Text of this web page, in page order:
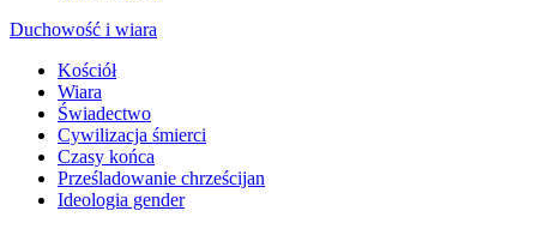
Duchowość i wiara
Kościół
Wiara
Świadectwo
Cywilizacja śmierci
Czasy końca
Prześladowanie chrześcijan
Ideologia gender